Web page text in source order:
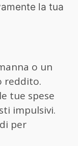
la tua
o un
reddito.
tue spese
impulsivi.
per